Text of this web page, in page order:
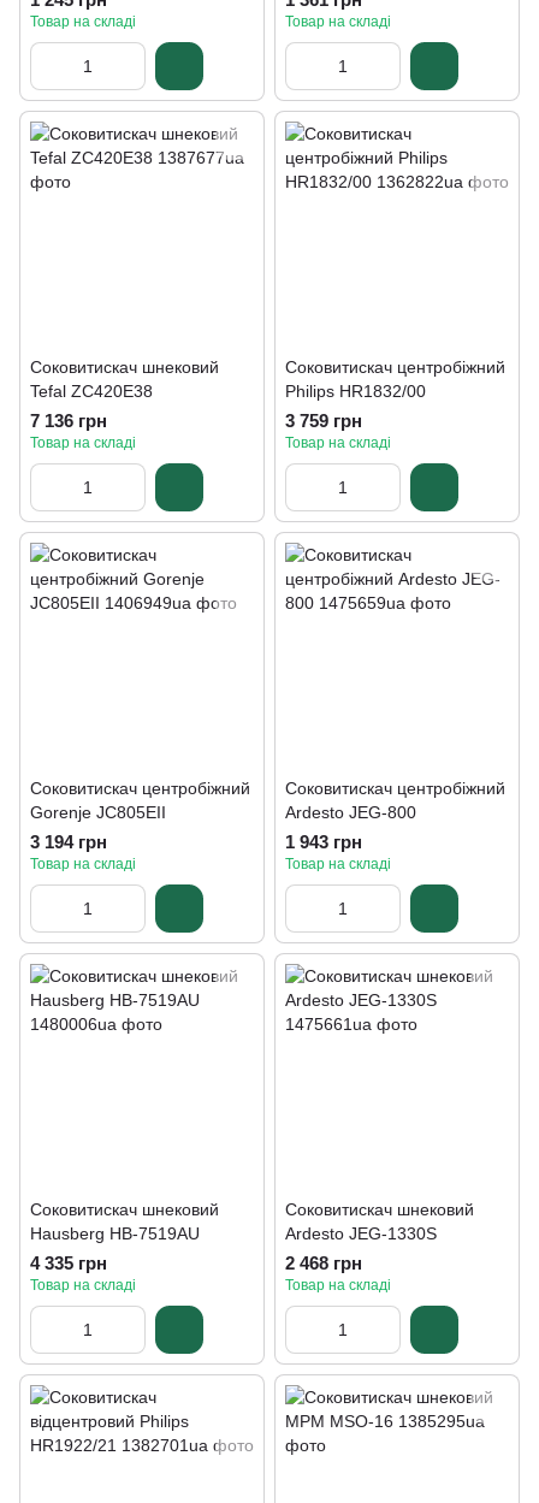
Товар на складі Товар на складі
Соковитискач шнековий
Tefal ZC420E38
7 136 грн
Товар на складі
Соковитискач центробіжний
Philips HR1832/00
3 759 грн
Товар на складі
Соковитискач центробіжний
Gorenje JC805EII
3 194 грн
Товар на складі
Соковитискач центробіжний
Ardesto JEG-800
1 943 грн
Товар на складі
Соковитискач шнековий
Hausberg HB-7519AU
4 335 грн
Товар на складі
Соковитискач шнековий
Ardesto JEG-1330S
2 468 грн
Товар на складі